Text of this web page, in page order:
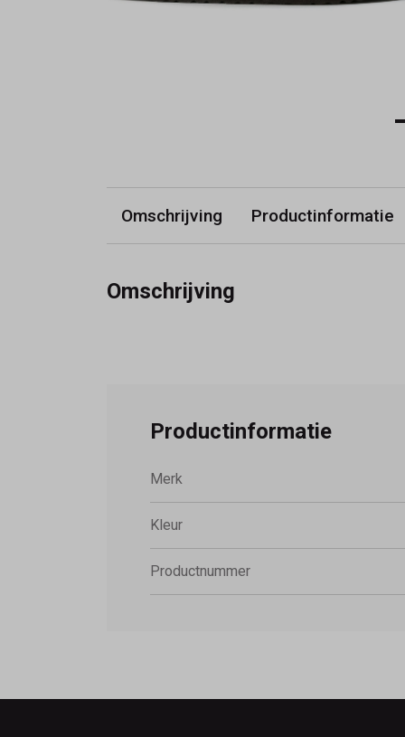
Omschrijving Productinformatie
Omschrijving
Productinformatie
Merk
Kleur
Productnummer